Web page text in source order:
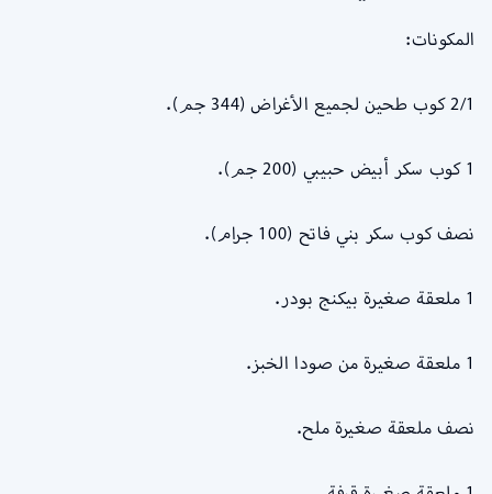
المكونات:
2/1 كوب طحين لجميع الأغراض (344 جم).
1 كوب سكر أبيض حبيبي (200 جم).
نصف كوب سكر بني فاتح (100 جرام).
1 ملعقة صغيرة بيكنج بودر.
1 ملعقة صغيرة من صودا الخبز.
نصف ملعقة صغيرة ملح.